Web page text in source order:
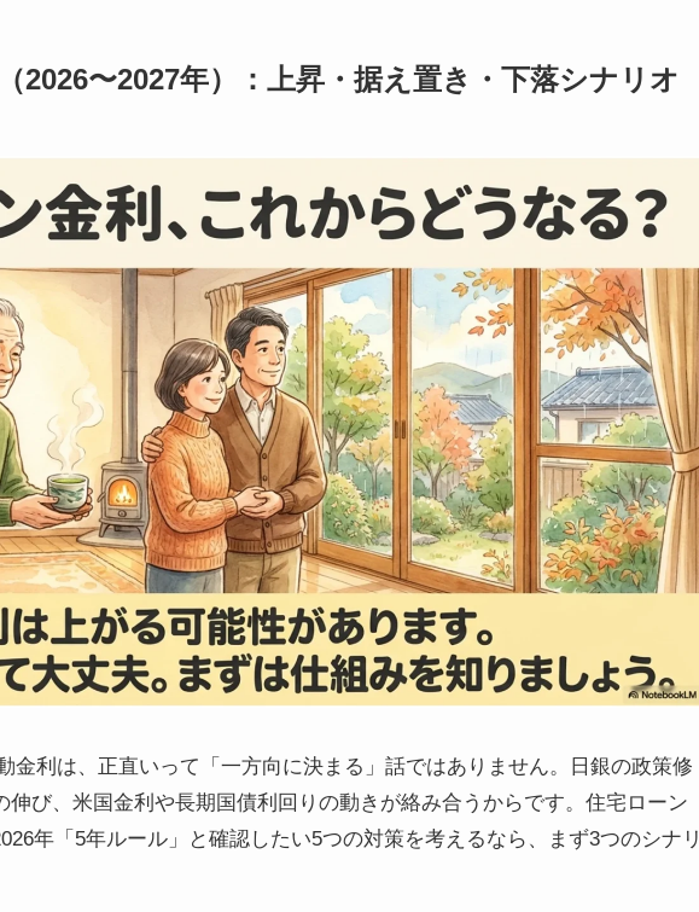
2026〜2027年）：上昇・据え置き・下落シナリオ
金利は、正直いって「一方向に決まる」話ではありません。日銀の政策修
伸び、米国金利や長期国債利回りの動きが絡み合うからです。住宅ローン
年「5年ルール」と確認したい5つの対策を考えるなら、まず3つのシナリ